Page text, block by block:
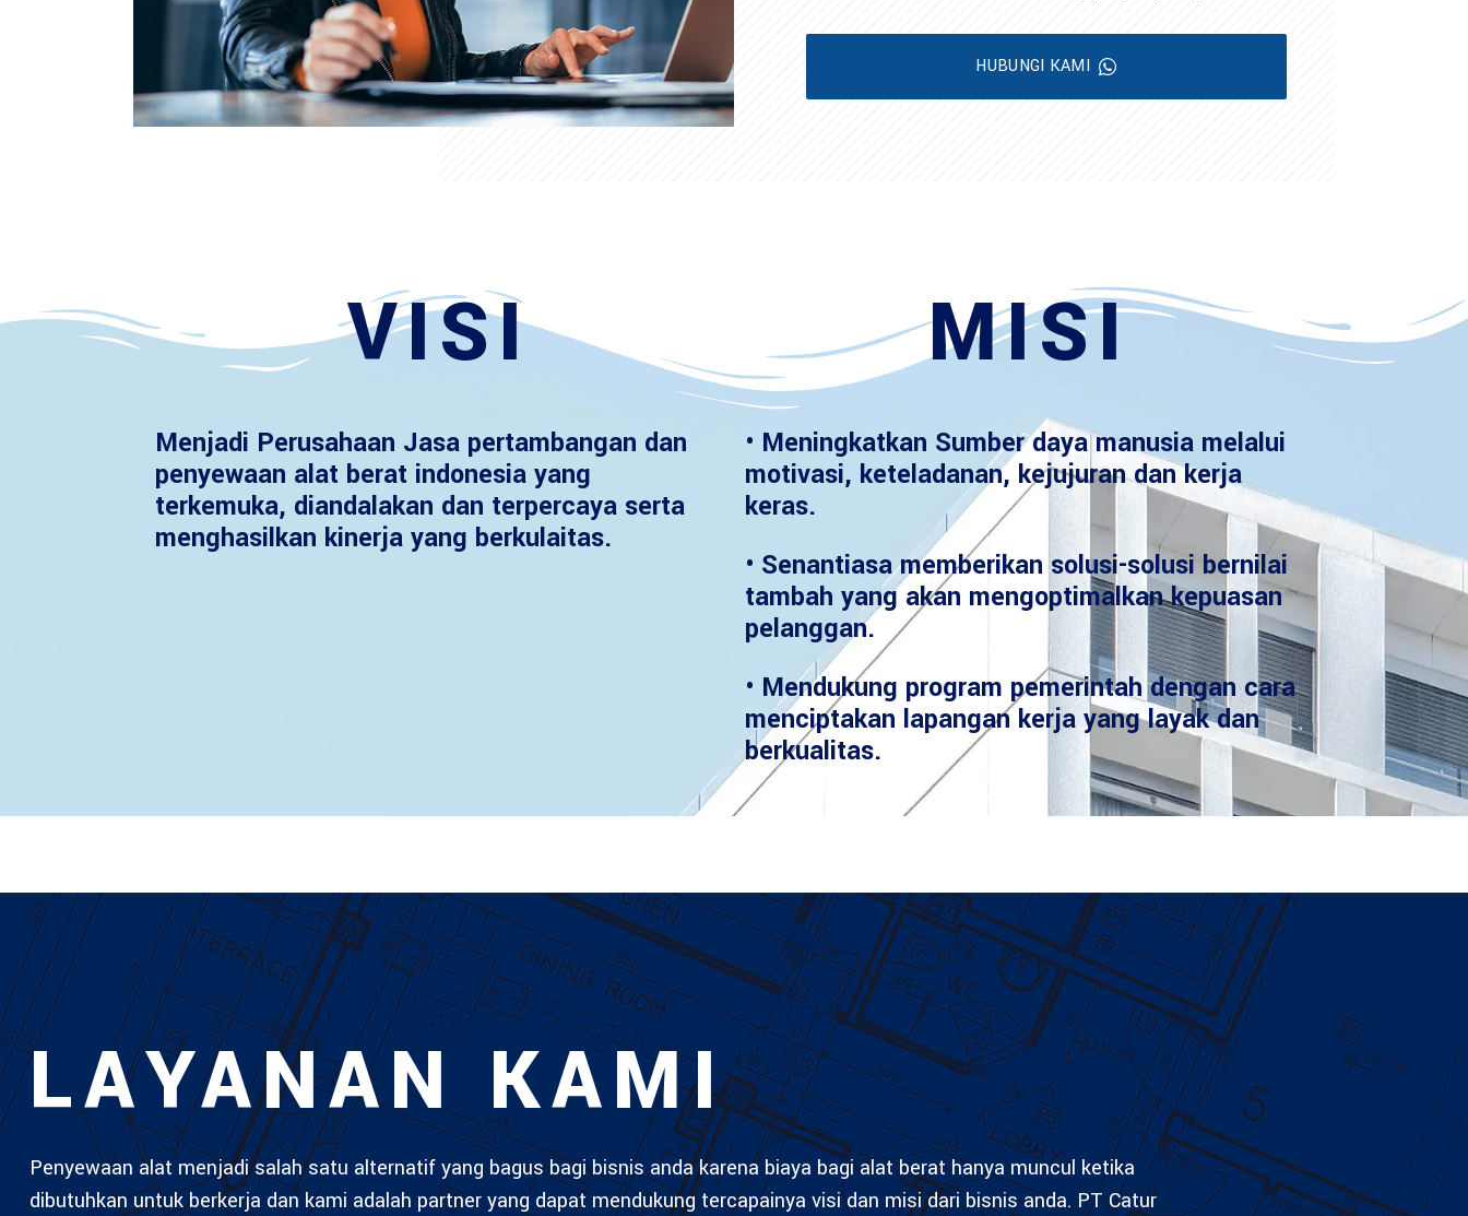
HUBUNGI KAMI
VISI
Menjadi Perusahaan Jasa pertambangan dan
penyewaan alat berat indonesia yang
terkemuka, diandalakan dan terpercaya serta
menghasilkan kinerja yang berkulaitas.
MISI
• Meningkatkan Sumber daya manusia melalui
motivasi, keteladanan, kejujuran dan kerja
keras.
• Senantiasa memberikan solusi-solusi bernilai
tambah yang akan mengoptimalkan kepuasan
pelanggan.
• Mendukung program pemerintah dengan cara
menciptakan lapangan kerja yang layak dan
berkualitas.
LAYANAN KAMI
Penyewaan alat menjadi salah satu alternatif yang bagus bagi bisnis anda karena biaya bagi alat berat hanya muncul ketika
dibutuhkan untuk berkerja dan kami adalah partner yang dapat mendukung tercapainya visi dan misi dari bisnis anda. PT Catur